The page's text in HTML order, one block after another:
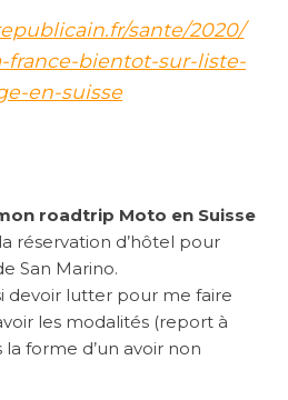
sante/2020/
france-bientot-sur-liste-
en-suisse
roadtrip Moto en Suisse
réservation d’hôtel pour
San Marino.
devoir lutter pour me faire
les modalités (report à
forme d’un avoir non